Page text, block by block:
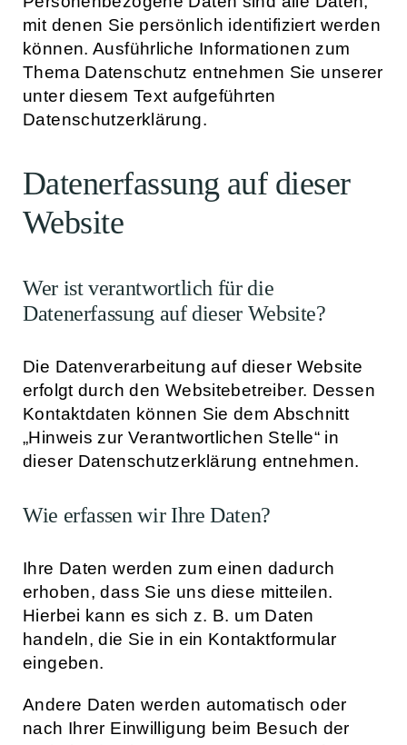
mit denen Sie persönlich identifiziert werden
können. Ausführliche Informationen zum
Thema Datenschutz entnehmen Sie unserer
unter diesem Text aufgeführten
Datenschutzerklärung.
Datenerfassung auf dieser
Website
Wer ist verantwortlich für die
Datenerfassung auf dieser Website?
Die Datenverarbeitung auf dieser Website
erfolgt durch den Websitebetreiber. Dessen
Kontaktdaten können Sie dem Abschnitt
„Hinweis zur Verantwortlichen Stelle“ in
dieser Datenschutzerklärung entnehmen.
Wie erfassen wir Ihre Daten?
Ihre Daten werden zum einen dadurch
erhoben, dass Sie uns diese mitteilen.
Hierbei kann es sich z. B. um Daten
handeln, die Sie in ein Kontaktformular
eingeben.
Andere Daten werden automatisch oder
nach Ihrer Einwilligung beim Besuch der